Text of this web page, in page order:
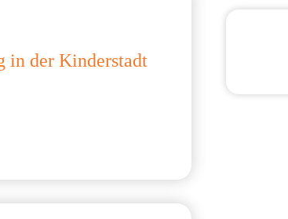
in der Kinderstadt